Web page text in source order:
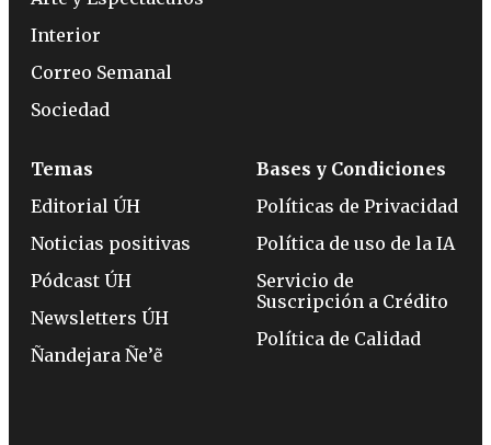
Interior
Correo Semanal
Sociedad
Temas
Editorial ÚH
Noticias positivas
Pódcast ÚH
Newsletters ÚH
Ñandejara Ñe’ẽ
Bases y Condiciones
Políticas de Privacidad
Política de uso de la IA
Servicio de
Suscripción a Crédito
Política de Calidad